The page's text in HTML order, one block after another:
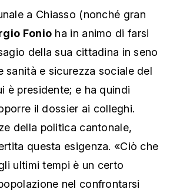
a Chiasso (nonché gran
Fonio ha in animo di farsi
della sua cittadina in seno
sanità e sicurezza sociale del
è presidente; e ha quindi
il dossier ai colleghi.
della politica cantonale,
questa esigenza. «Ciò che
ultimi tempi è un certo
nel confrontarsi